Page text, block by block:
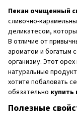
Пекан очищенный
сливочно-
деликатесом,
В отличие от
ароматом и богатым
организму. Этот
натуральные
хотите побаловать
обязательно купить
Полезные